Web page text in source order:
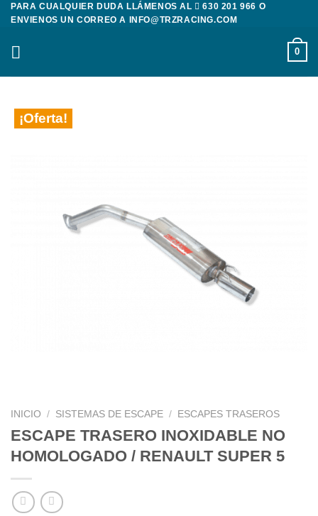
Saltar
contenido
PARA CUALQUIER DUDA LLÁMENOS AL 630 201 966 O
ENVIENOS UN CORREO A
INFO@TRZRACING.COM
0
¡Oferta!
INICIO / SISTEMAS DE ESCAPE / ESCAPES TRASEROS
ESCAPE TRASERO INOXIDABLE NO
HOMOLOGADO / RENAULT SUPER 5